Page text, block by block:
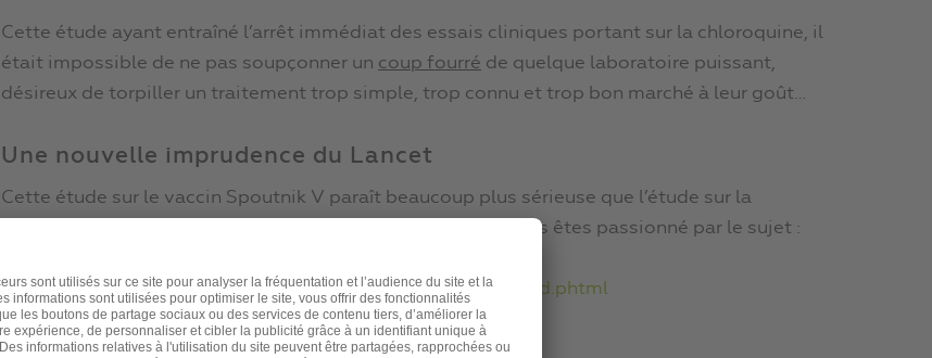
Cette étude ayant entraîné l’arrêt immédiat des essais cliniques portant sur la chloroquine, il
était impossible de ne pas soupçonner un coup fourré de quelque laboratoire puissant,
désireux de torpiller un traitement trop simple, trop connu et trop bon marché à leur goût…
Une nouvelle imprudence du Lancet
Cette étude sur le vaccin Spoutnik V paraît beaucoup plus sérieuse que l’étude sur la
chloroquine. Vous pouvez en lire les détails sur ce site si vous êtes passionné par le sujet :
docs/spoutnik_v_sur_orbite__186294/document_actu_med.phtml
Mais que voulez-vous ?